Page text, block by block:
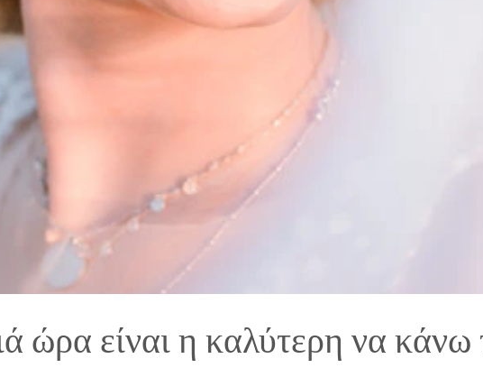
ώρα είναι η καλύτερη να κάνω